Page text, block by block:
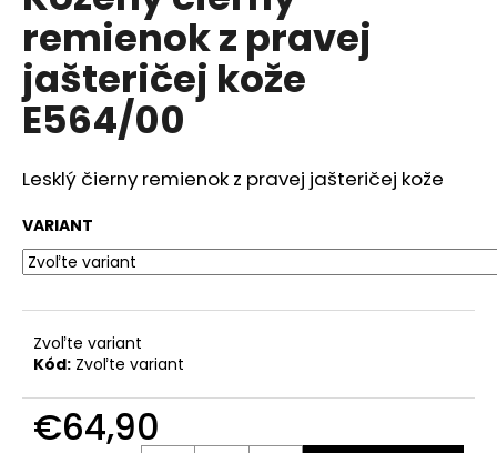
5
hviezdičiek.
remienok z pravej
jašteričej kože
E564/00
Lesklý čierny remienok z pravej jašteričej kože
VARIANT
Zvoľte variant
Kód: Zvoľte variant
€64,90
á
j
s
ť
?
HĽADAŤ
O
d
p
o